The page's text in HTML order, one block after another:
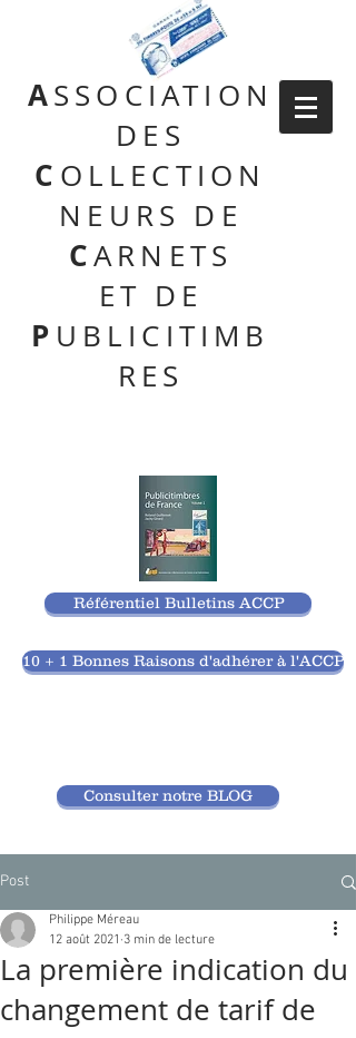
ASSOCIATION
DES
C OLLECTION
NEURS DE
CARNETS
ET DE
P UBLICITIMB
RES
Référentiel Bulletins ACCP
10 + 1 Bonnes Raisons d'adhérer à l'ACCP
Consulter notre BLOG
Post
La première indication du
changement de tarif de
Philippe Méreau
12 août 2021 3 min de lecture